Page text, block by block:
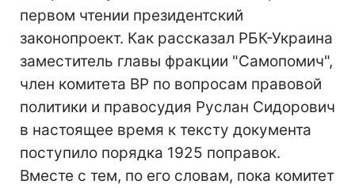
первом чтении президентский
законопроект. Как рассказал РБК-Украина
заместитель главы фракции "Самопомич",
член комитета ВР по вопросам правовой
политики и правосудия Руслан Сидорович
в настоящее время к тексту документа
поступило порядка 1925 поправок.
Вместе с тем, по его словам, пока комитет